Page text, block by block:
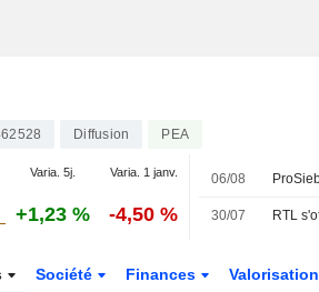
Diffusion PEA
Varia. 5j. Varia. 1 janv.
+1,23 % -4,50 %
06/08
30/07
Société Finances Valorisation